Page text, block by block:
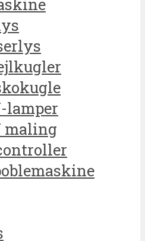
lamper
maling